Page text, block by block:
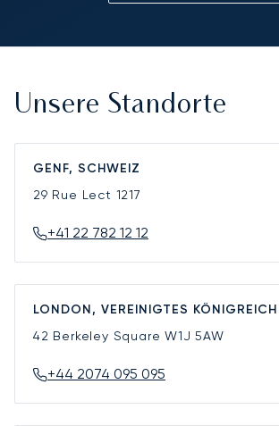
Unsere Standorte
GENF, SCHWEIZ
29 Rue Lect 1217
+41 22 782 12 12
LONDON, VEREINIGTES KÖNIGREICH
42 Berkeley SquareW1J 5AW
+44 2074 095 095